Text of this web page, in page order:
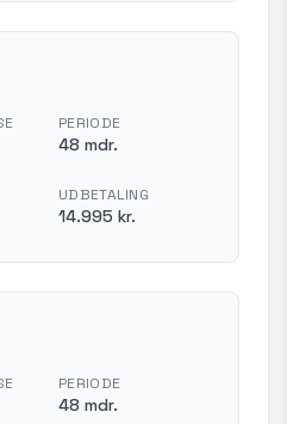
PERIODE
48 mdr.
UDBETALING
14.995 kr.
PERIODE
48 mdr.